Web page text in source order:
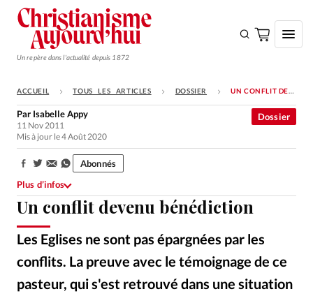
Un repère dans l'actualité depuis 1872
S'ABONNER
Monde
Opinions
Tous les articles
Faire un don
Emploi
Se connecter
ACCUEIL TOUS LES ARTICLES DOSSIER UN CONFLIT DEVENU BÉNÉDICTION
Un conflit devenu bénédiction
Les Eglises ne sont pas épargnées par les
conflits. La preuve avec le témoignage de ce
pasteur, qui s'est retrouvé dans une situation
Dossier
Par Isabelle Appy
11 Nov 2011
Mis à jour le 4 Août 2020
Partager:
Abonnés
Plus d’infos